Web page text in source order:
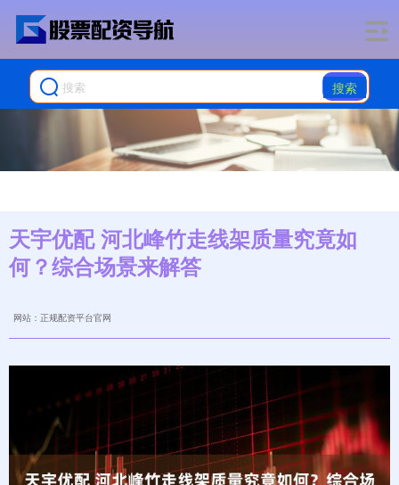
搜索
天宇优配 河北峰竹走线架质量究竟如
何？综合场景来解答
网站：正规配资平台官网